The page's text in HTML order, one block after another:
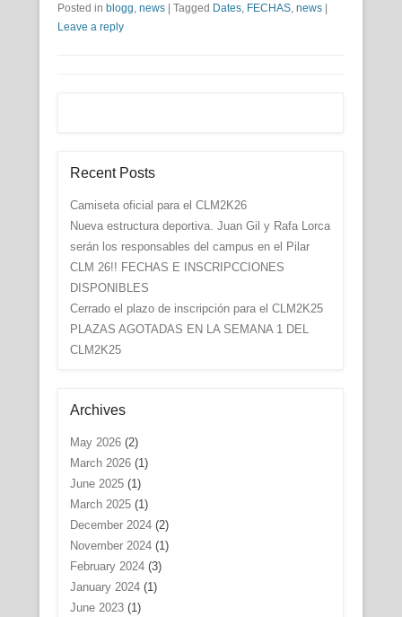
Posted in blogg, news Tagged Dates, FECHAS, news
Leave a reply
Recent Posts
Camiseta oficial para el CLM2K26
Nueva estructura deportiva. Juan Gil y Rafa Lorca
serán los responsables del campus en el Pilar
CLM 26!! FECHAS E INSCRIPCCIONES
DISPONIBLES
Cerrado el plazo de inscripción para el CLM2K25
PLAZAS AGOTADAS EN LA SEMANA 1 DEL
CLM2K25
Archives
May 2026(2)
March 2026(1)
June 2025(1)
March 2025(1)
December 2024(2)
November 2024(1)
February 2024(3)
January 2024(1)
June 2023(1)